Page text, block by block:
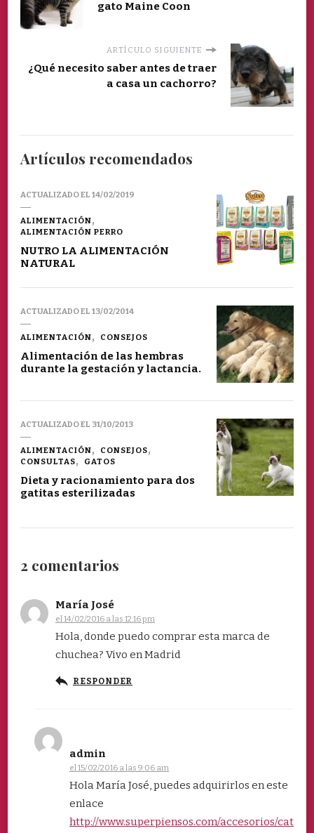
gato Maine Coon
ARTÍCULO SIGUIENTE
¿Qué necesito saber antes de traer
a casa un cachorro?
Artículos recomendados
ACTUALIZADO EL 14/02/2019
ALIMENTACIÓN
ALIMENTACIÓN PERRO
NUTRO LA ALIMENTACIÓN
NATURAL
ACTUALIZADO EL 13/02/2014
ALIMENTACIÓN CONSEJOS
Alimentación de las hembras
durante la gestación y lactancia.
ACTUALIZADO EL 31/10/2013
ALIMENTACIÓN
CONSEJOS
CONSULTAS
GATOS
Dieta y racionamiento para dos
gatitas esterilizadas
2 comentarios
María José
el 14/02/2016 a las 12:16 pm
Hola, donde puedo comprar esta marca de
chuchea? Vivo en Madrid
RESPONDER
admin
el 15/02/2016 a las 9:06 am
Hola María José, puedes adquirirlos en este
enlace
http://www.superpiensos.com/accesorios/cat